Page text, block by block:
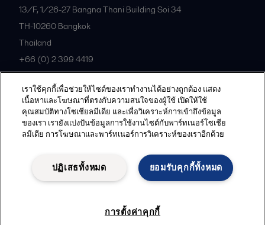
13/F, 1/26-27 Bangna Thani Building Soi 34
TH-10260 Bangkok
Thailand
+66 (0) 2 399 4419
All offices
© 2015-2026ALFA LAVAL
Follow us
Legal terms and conditions
เราใช้คุกกี้เพื่อช่วยให้ไซต์ของเราทำงานได้อย่างถูกต้อง แสดง
เนื้อหาและโฆษณาที่ตรงกับความสนใจของผู้ใช้ เปิดให้ใช้
คุณสมบัติทางโซเชียลมีเดีย และเพื่อวิเคราะห์การเข้าถึงข้อมูล
ของเรา เรายังแบ่งปันข้อมูลการใช้งานไซต์กับพาร์ทเนอร์โซเชีย
ลมีเดีย การโฆษณาและพาร์ทเนอร์การวิเคราะห์ของเราอีกด้วย
ยอมรับคุกกี้ทั้งหมด
ปฏิเสธทั้งหมด
การตั้งค่าคุกกี้